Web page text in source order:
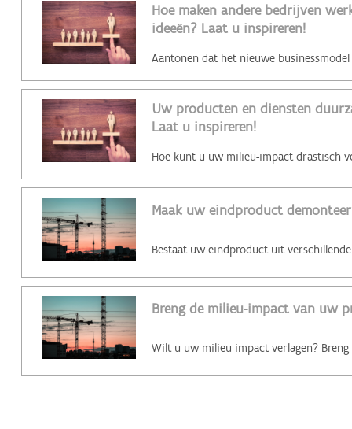
Hoe maken andere bedrijven
ideeën? Laat u inspireren!
Uw producten en diensten
Laat u inspireren!
Maak uw eindproduct
Breng de milieu-impact van uw